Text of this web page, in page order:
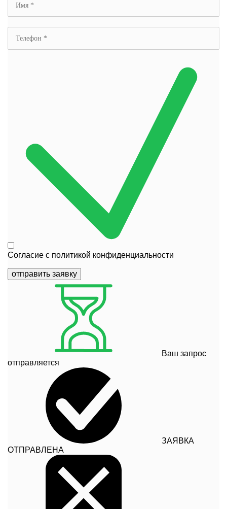
Согласие с политикой конфиденциальности
отправить заявку
Ваш запрос
отправляется
ЗАЯВКА
ОТПРАВЛЕНА